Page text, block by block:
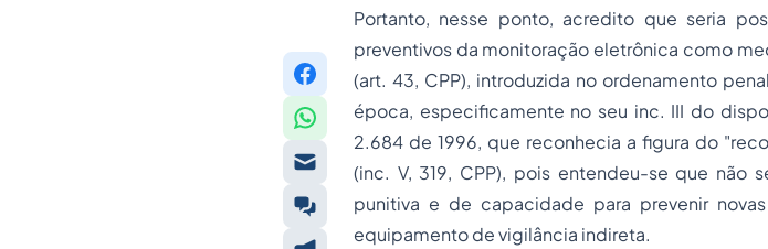
Portanto, nesse ponto, acredito que seria
preventivos da monitoração eletrônica como
(art. 43, CPP), introduzida no ordenamento
época, especificamente no seu inc. III do
2.684 de 1996, que reconhecia a figura do
(inc. V, 319, CPP), pois entendeu-se que não
punitiva e de capacidade para prevenir
equipamento de vigilância indireta.